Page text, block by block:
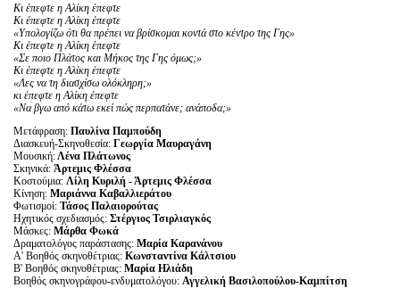
Κι έπεφτε η Αλίκη έπεφτε
Κι έπεφτε η Αλίκη έπεφτε
«Υπολογίζω ότι θα πρέπει να βρίσκομαι κοντά στο κέντρο της Γης»
Κι έπεφτε η Αλίκη έπεφτε
«Σε ποιο Πλάτος και Μήκος της Γης όμως;»
Κι έπεφτε η Αλίκη έπεφτε
«Λες να τη διασχίσω ολόκληρη;»
κι έπεφτε η Αλίκη έπεφτε
«Να βγω από κάτω εκεί πώς περπατάνε; ανάποδα;»
Μετάφραση: Παυλίνα Παμπούδη
Διασκευή-Σκηνοθεσία: Γεωργία Μαυραγάνη
Μουσική: Λένα Πλάτωνος
Σκηνικά: Άρτεμις Φλέσσα
Κοστούμια: Λίλη Κυριλή - Άρτεμις Φλέσσα
Κίνηση: Μαριάννα Καβαλλιεράτου
Φωτισμοί: Τάσος Παλαιορούτας
Ηχητικός σχεδιασμός: Στέργιος Τσιρλιαγκός
Μάσκες: Μάρθα Φωκά
Δραματολόγος παράστασης: Μαρία Καρανάνου
Α' Βοηθός σκηνοθέτριας: Κωνσταντίνα Κάλτσιου
Β' Βοηθός σκηνοθέτριας: Μαρία Ηλιάδη
Βοηθός σκηνογράφου-ενδυματολόγου: Αγγελική Βασιλοπούλου-Καμπίτση